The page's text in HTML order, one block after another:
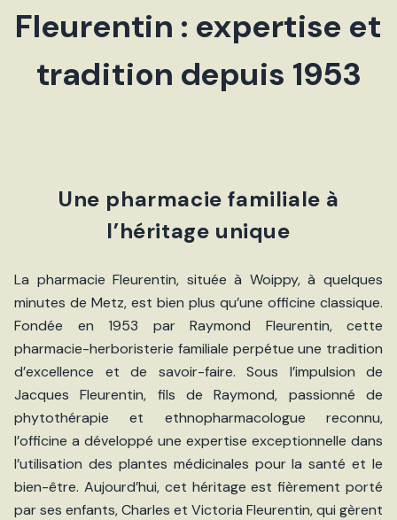
Fleurentin : expertise et
tradition depuis 1953
Une pharmacie familiale à
l’héritage unique
La pharmacie Fleurentin, située à Woippy, à quelques
minutes de Metz, est bien plus qu’une officine classique.
Fondée en 1953 par Raymond Fleurentin, cette
pharmacie-herboristerie familiale perpétue une tradition
d’excellence et de savoir-faire. Sous l’impulsion de
Jacques Fleurentin, fils de Raymond, passionné de
phytothérapie et ethnopharmacologue reconnu,
l’officine a développé une expertise exceptionnelle dans
l’utilisation des plantes médicinales pour la santé et le
bien-être. Aujourd’hui, cet héritage est fièrement porté
par ses enfants, Charles et Victoria Fleurentin, qui gèrent